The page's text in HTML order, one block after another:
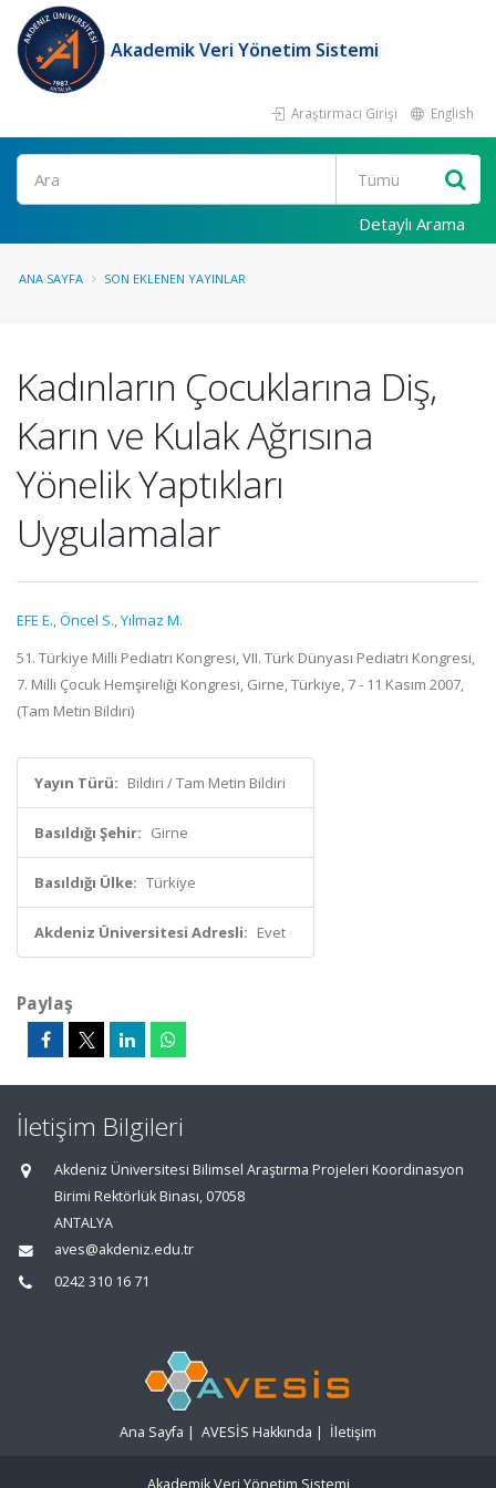
Akademik Veri Yönetim Sistemi
Araştırmacı Girişi English
Ara
Detaylı Arama
ANA SAYFA SON EKLENEN YAYINLAR
Kadınların Çocuklarına Diş,
Karın ve Kulak Ağrısına
Yönelik Yaptıkları
Uygulamalar
EFE E.,Öncel S.,Yılmaz M.
51. Türkiye Milli Pediatri Kongresi, VII. Türk Dünyası Pediatri Kongresi,
7. Milli Çocuk Hemşireliği Kongresi, Girne, Türkiye, 7 - 11 Kasım 2007,
(Tam Metin Bildiri)
Yayın Türü: Bildiri / Tam Metin Bildiri
Basıldığı Şehir: Girne
Basıldığı Ülke: Türkiye
Akdeniz Üniversitesi Adresli: Evet
Paylaş
İletişim Bilgileri
Akdeniz Üniversitesi Bilimsel Araştırma Projeleri Koordinasyon
Birimi Rektörlük Binası, 07058
ANTALYA
aves@akdeniz.edu.tr
0242 310 16 71
Ana Sayfa | AVESİS Hakkında | İletişim
Akademik Veri Yönetim Sistemi